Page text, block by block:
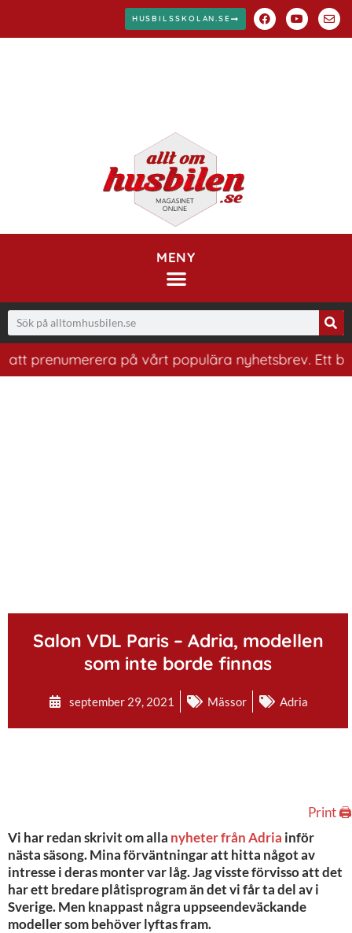
HUSBILSSKOLAN.SE
MENY
på vårt populära nyhetsbrev. Ett bra
Salon VDL Paris – Adria, modellen
som inte borde finnas
september 29, 2021 Mässor Adria
Print 🖨
Vi har redan skrivit om alla nyheter från Adria inför
nästa säsong. Mina förväntningar att hitta något av
intresse i deras monter var låg. Jag visste förvisso att det
har ett bredare plåtisprogram än det vi får ta del av i
Sverige. Men knappast några uppseendeväckande
modeller som behöver lyftas fram.